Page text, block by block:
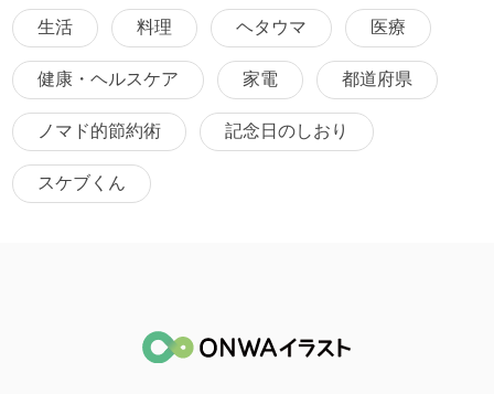
生活 料理 ヘタウマ 医療
健康・ヘルスケア 家電 都道府県
ノマド的節約術 記念日のしおり
スケブくん